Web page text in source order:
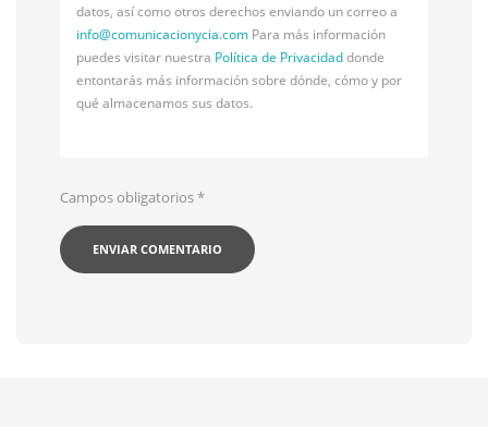
datos, así como otros derechos enviando un correo a
info@comunicacionycia.com Para más información
puedes visitar nuestra Política de Privacidaddonde
entontarás más información sobre dónde, cómo y por
qué almacenamos sus datos.
Campos obligatorios*